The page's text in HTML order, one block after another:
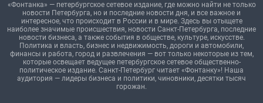
«Фонтанка» — петербургское сетевое издание, где можно найти не только
новости Петербурга, но и последние новости дня, и все важное и
интересное, что происходит в России и в мире. Здесь вы отыщете
наиболее значимые происшествия, новости Санкт-Петербурга, последние
новости бизнеса, а также события в обществе, культуре, искусстве.
Политика и власть, бизнес и недвижимость, дороги и автомобили,
финансы и работа, город и развлечения — вот только некоторые из тем,
которые освещает ведущее петербургское сетевое общественно-
политическое издание. Санкт-Петербург читает «Фонтанку»! Наша
аудитория — лидеры бизнеса и политики, чиновники, десятки тысяч
горожан.